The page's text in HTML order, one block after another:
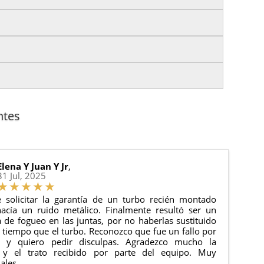
generales
del pedido para que puedas localizar tu paquete
de tu pedido.
Y Juan Y Jr,
Jul, 2025
solicitar la garantía de un turbo recién montado
un ruido metálico. Finalmente resultó ser un
de fogueo en las juntas, por no haberlas sustituido
que el turbo. Reconozco que fue un fallo por
y quiero pedir disculpas. Agradezco mucho la
y el trato recibido por parte del equipo. Muy